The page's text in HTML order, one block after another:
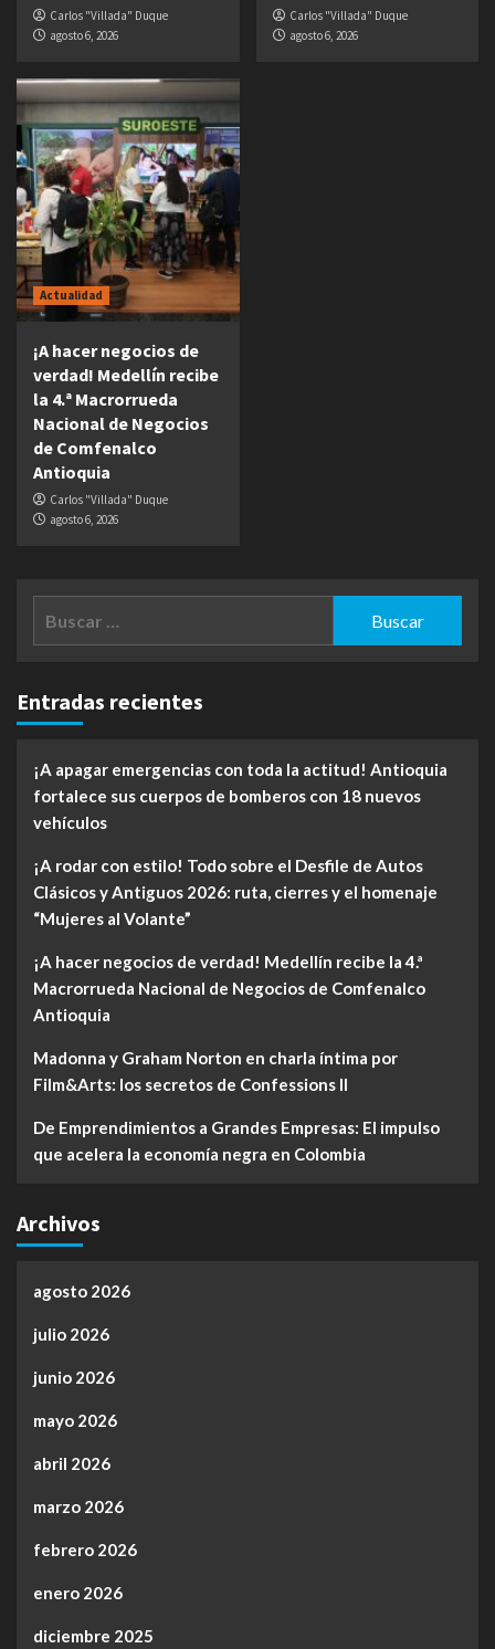
Carlos "Villada" Duque
agosto 6, 2026
Carlos "Villada" Duque
agosto 6, 2026
Actualidad
¡A hacer negocios de
verdad! Medellín recibe
la 4.ª Macrorrueda
Nacional de Negocios
de Comfenalco
Antioquia
Carlos "Villada" Duque
agosto 6, 2026
Entradas recientes
¡A apagar emergencias con toda la actitud! Antioquia
fortalece sus cuerpos de bomberos con 18 nuevos
vehículos
¡A rodar con estilo! Todo sobre el Desfile de Autos
Clásicos y Antiguos 2026: ruta, cierres y el homenaje
“Mujeres al Volante”
¡A hacer negocios de verdad! Medellín recibe la 4.ª
Macrorrueda Nacional de Negocios de Comfenalco
Antioquia
Madonna y Graham Norton en charla íntima por
Film&Arts: los secretos de Confessions II
De Emprendimientos a Grandes Empresas: El impulso
que acelera la economía negra en Colombia
Archivos
agosto 2026
julio 2026
junio 2026
mayo 2026
abril 2026
marzo 2026
febrero 2026
enero 2026
diciembre 2025